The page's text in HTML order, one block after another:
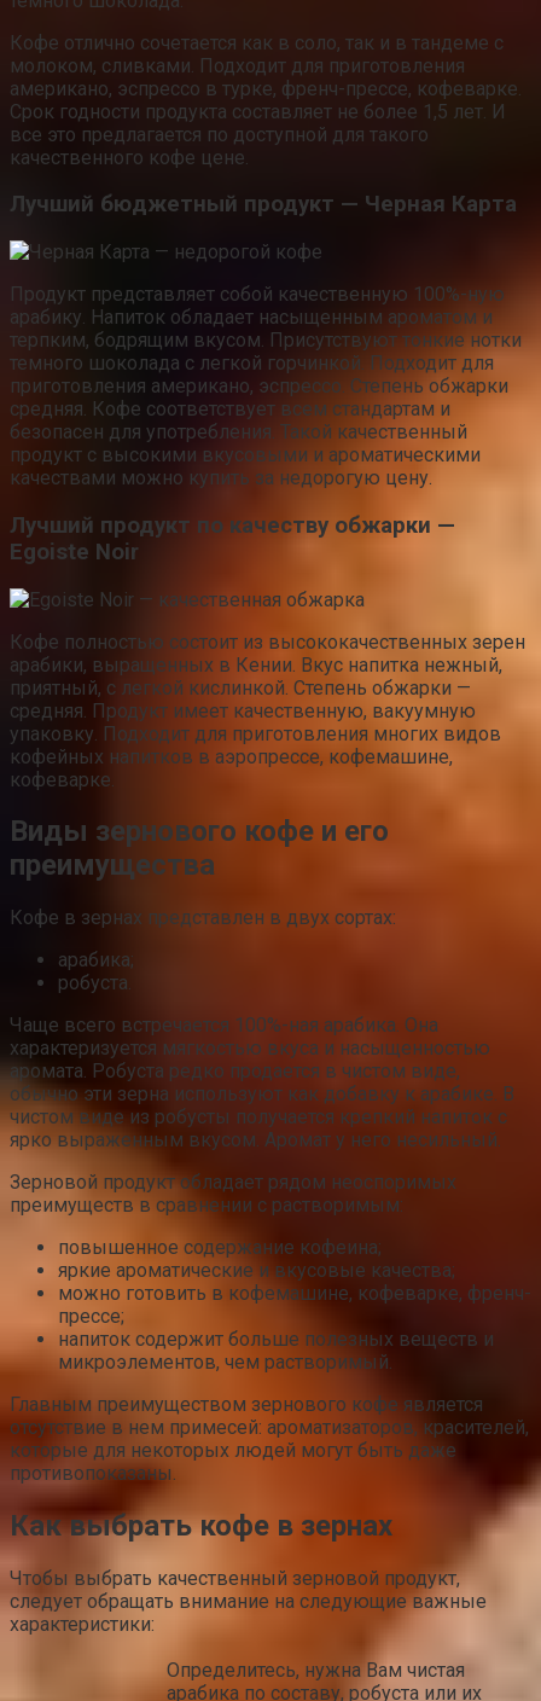
Кофе отлично сочетается как в соло, так и в тандеме с
молоком, сливками. Подходит для приготовления
американо, эспрессо в турке, френч-прессе, кофеварке.
Срок годности продукта составляет не более 1,5 лет. И
все это предлагается по доступной для такого
качественного кофе цене.
Лучший бюджетный продукт — Черная Карта
Продукт представляет собой качественную 100%-ную
арабику. Напиток обладает насыщенным ароматом и
терпким, бодрящим вкусом. Присутствуют тонкие нотки
темного шоколада с легкой горчинкой. Подходит для
приготовления американо, эспрессо. Степень обжарки
средняя. Кофе соответствует всем стандартам и
безопасен для употребления. Такой качественный
продукт с высокими вкусовыми и ароматическими
качествами можно купить за недорогую цену.
Лучший продукт по качеству обжарки —
Egoiste Noir
Кофе полностью состоит из высококачественных зерен
арабики, выращенных в Кении. Вкус напитка нежный,
приятный, с легкой кислинкой. Степень обжарки —
средняя. Продукт имеет качественную, вакуумную
упаковку. Подходит для приготовления многих видов
кофейных напитков в аэропрессе, кофемашине,
кофеварке.
Виды зернового кофе и его
преимущества
Кофе в зернах представлен в двух сортах:
арабика;
робуста.
Чаще всего встречается 100%-ная арабика. Она
характеризуется мягкостью вкуса и насыщенностью
аромата. Робуста редко продается в чистом виде,
обычно эти зерна используют как добавку к арабике. В
чистом виде из робусты получается крепкий напиток с
ярко выраженным вкусом. Аромат у него несильный.
Зерновой продукт обладает рядом неоспоримых
преимуществ в сравнении с растворимым:
повышенное содержание кофеина;
яркие ароматические и вкусовые качества;
можно готовить в кофемашине, кофеварке, френч-
прессе;
напиток содержит больше полезных веществ и
микроэлементов, чем растворимый.
Главным преимуществом зернового кофе является
отсутствие в нем примесей: ароматизаторов, красителей,
которые для некоторых людей могут быть даже
противопоказаны.
Как выбрать кофе в зернах
Чтобы выбрать качественный зерновой продукт,
следует обращать внимание на следующие важные
характеристики:
Определитесь, нужна Вам чистая
арабика по составу, робуста или их